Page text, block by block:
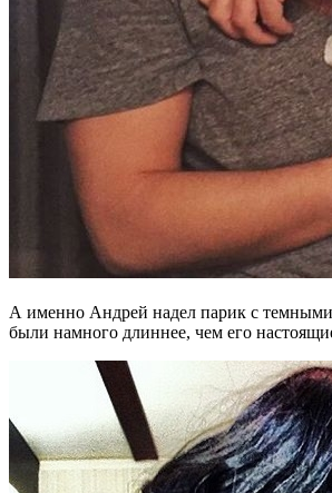
А именно Андрей надел парик с
были намного длиннее, чем его